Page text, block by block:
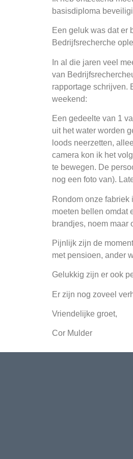
basisdiploma
Een geluk was dat er
Bedrijfsrecherche
In al die jaren veel
van
rapportage schrijven.
weekend:
Een gedeelte van 1
uit het water worden
loods neerzetten,
camera kon ik het
te bewegen. De
nog een foto van).
Rondom onze
moeten bellen omdat
brandjes, noem maar
Pijnlijk zijn de
met pensioen, ander
Gelukkig zijn er ook
Er zijn nog zoveel
Vriendelijke groet,
Cor Mulder